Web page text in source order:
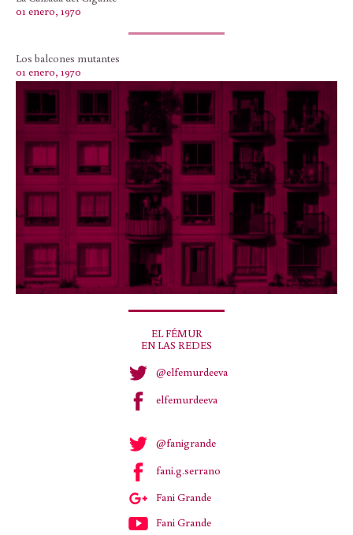
01 enero, 1970
Los balcones mutantes
01 enero, 1970
EL FÉMUR
EN LAS REDES
@elfemurdeeva
elfemurdeeva
@fanigrande
fani.g.serrano
Fani Grande
Fani Grande